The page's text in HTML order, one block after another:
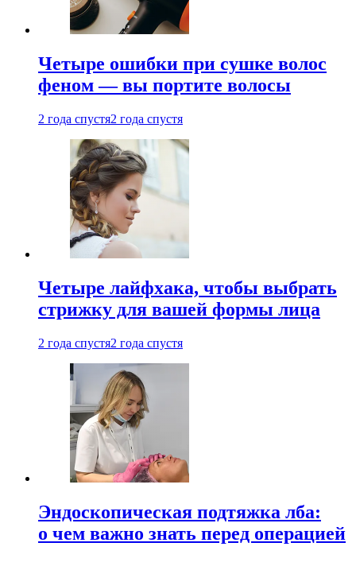
Четыре ошибки при сушке волос
феном — вы портите волосы
2 года спустя2 года спустя
Четыре лайфхака, чтобы выбрать
стрижку для вашей формы лица
2 года спустя2 года спустя
Эндоскопическая подтяжка лба:
о чем важно знать перед операцией